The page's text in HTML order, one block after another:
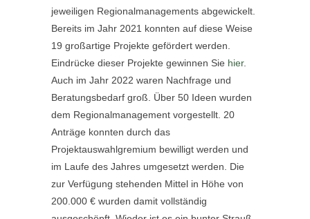
jeweiligen Regionalmanagements abgewickelt.
Bereits im Jahr 2021 konnten auf diese Weise
19 großartige Projekte gefördert werden.
Eindrücke dieser Projekte gewinnen Sie hier.
Auch im Jahr 2022 waren Nachfrage und
Beratungsbedarf groß. Über 50 Ideen wurden
dem Regionalmanagement vorgestellt. 20
Anträge konnten durch das
Projektauswahlgremium bewilligt werden und
im Laufe des Jahres umgesetzt werden. Die
zur Verfügung stehenden Mittel in Höhe von
200.000 € wurden damit vollständig